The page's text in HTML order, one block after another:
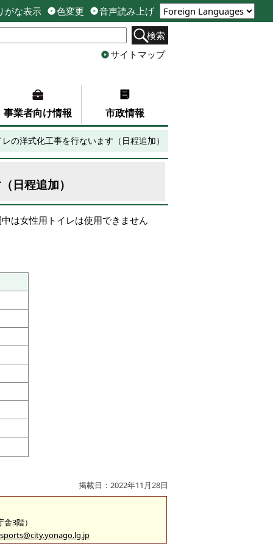
がな表示 色変更
音声読み上げ
検索
サイトマップ
事業者向け情報 市政情報
の洋式化工事を行ないます（日程追加）
日程追加）
は女性用トイレは使用できません
掲載日：2022年11月28日
3階）
sports@city.yonago.lg.jp